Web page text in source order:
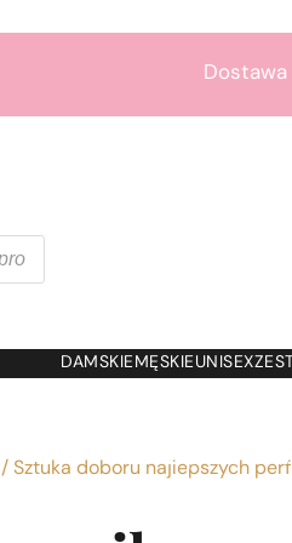
Dostawa
7000 prezentów
DAMSKIE MĘSKIE UNISEX
/ Sztuka doboru najlepszych